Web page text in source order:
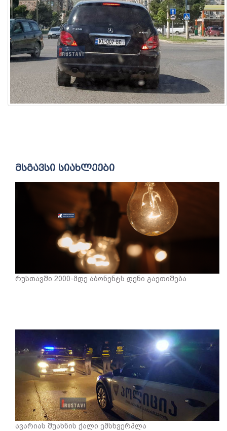
მსგავსი სიახლეები
რუსთავში 2000-მდე აბონენტს დენი გაეთიშება
ავარიას შუახნის ქალი ემსხვერპლა